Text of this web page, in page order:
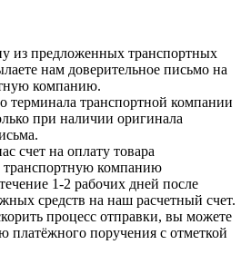
из предложенных транспортных
нам доверительное письмо на
компанию.
терминала транспортной компании
при наличии оригинала
счет на оплату товара
транспортную компанию
1-2 рабочих дней после
средств на наш расчетный счет.
процесс отправки, вы можете
платёжного поручения с отметкой